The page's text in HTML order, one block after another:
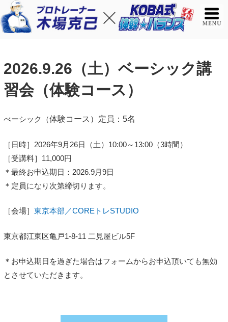
2026.9.26（土）ベーシック講
習会（体験コース）
べーシック（体験コース）定員：5名
［日時］2026年9月26日（土）10:00～13:00（3時間）
［受講料］11,000円
＊最終お申込期日：2026.9月9日
＊定員になり次第締切ります。
［会場］ 東京本部／COREトレSTUDIO
東京都江東区亀戸1-8-11 二見屋ビル5F
＊お申込期日を過ぎた場合はフォームからお申込頂いても無効
とさせていただきます。